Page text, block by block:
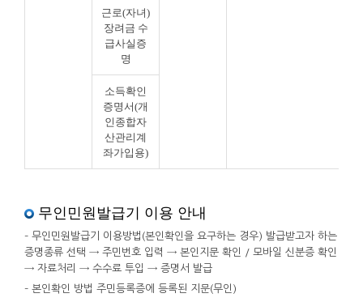
근로(자녀)
장려금 수
급사실증
명
소득확인
증명서(개
인종합자
산관리계
좌가입용)
무인민원발급기 이용 안내
– 무인민원발급기 이용방법(본인확인을 요구하는 경우) 발급받고자 하는
증명종류 선택 → 주민번호 입력 → 본인지문 확인 / 모바일 신분증 확인
→ 자료처리 → 수수료 투입 → 증명서 발급
– 본인확인 방법 주민등록증에 등록된 지문(무인)